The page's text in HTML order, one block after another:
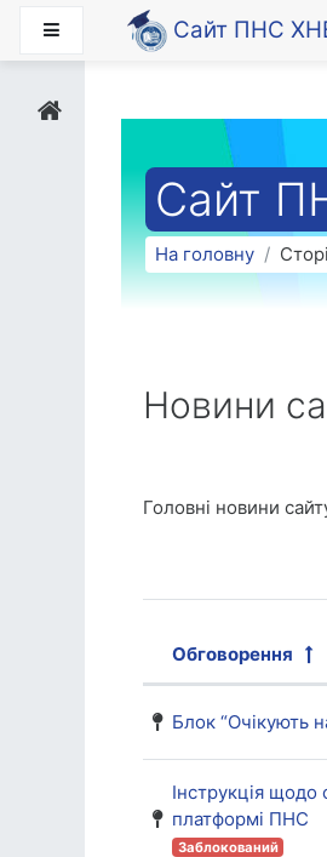
Перейти до головного
Бокова панельСайт ПНС
Сайт
На головну
Новини
Головні новини
Показано
Статус
Обговорення
Блок “Очікують
Інструкція щодо
платформі ПНС
Заблокований